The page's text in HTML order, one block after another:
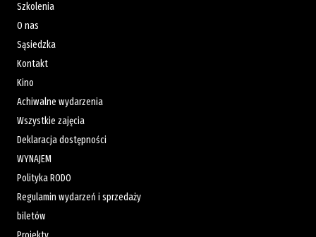
Szkolenia
O nas
Sąsiedzka
Kontakt
Kino
Achiwalne wydarzenia
Wszystkie zajęcia
Deklaracja dostępności
WYNAJEM
Polityka RODO
Regulamin wydarzeń i sprzedaży
biletów